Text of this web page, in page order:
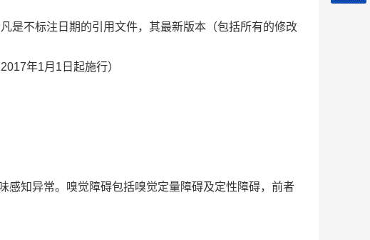
是不标注日期的引用文件，其最新版本（包括所有的修改
年1月1日起施行）
感知异常。嗅觉障碍包括嗅觉定量障碍及定性障碍，前者